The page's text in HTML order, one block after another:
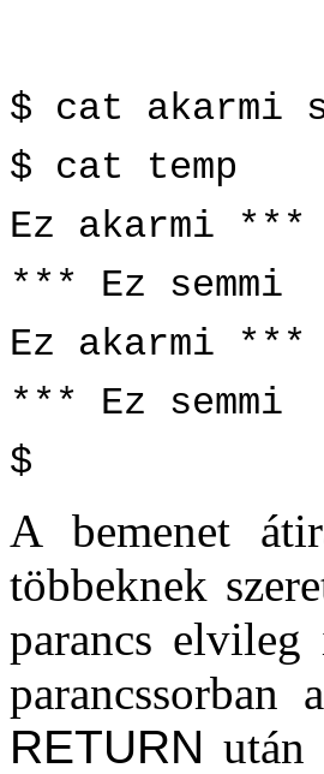
$ cat akarmi
$ cat temp
Ez akarmi ***
*** Ez semmi
Ez akarmi ***
*** Ez semmi
$
A bemenet
többeknek
parancs
RETURN után